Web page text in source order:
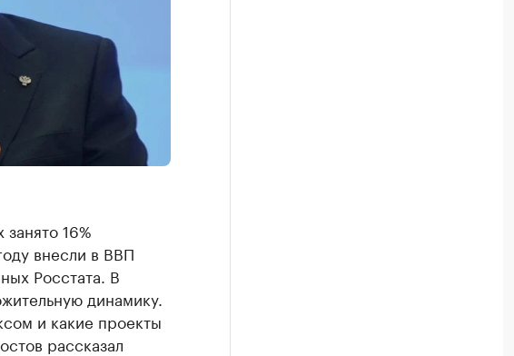
16%
внесли в ВВП
Росстата. В
динамику.
и какие проекты
рассказал